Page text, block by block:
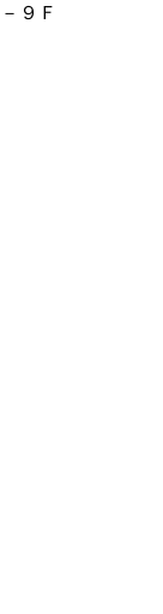
９Ｆ